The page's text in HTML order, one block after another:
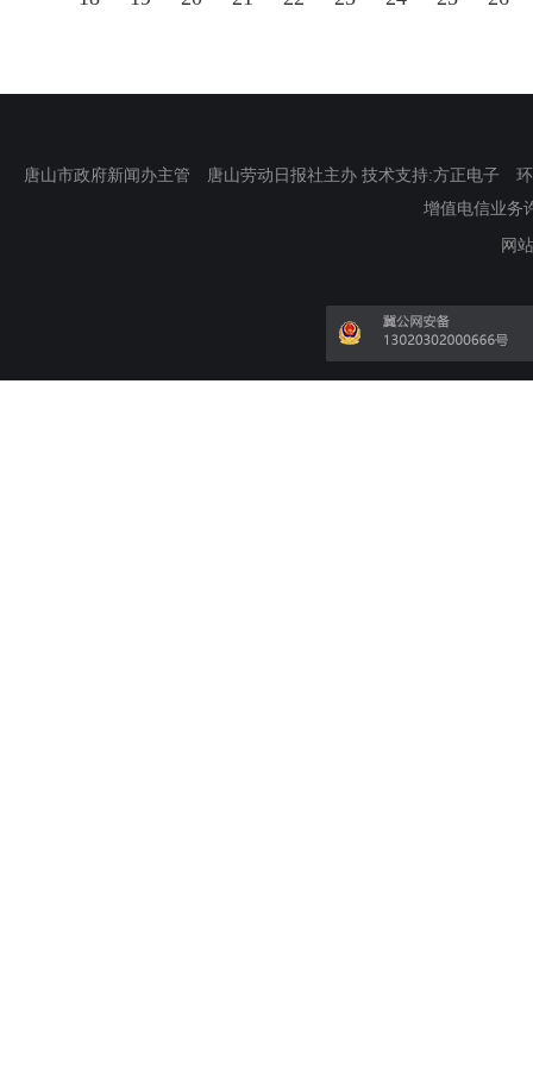
唐山市政府新闻办主管 唐山劳动日报社主办 技术支持:方正电子
增值电信业务
网